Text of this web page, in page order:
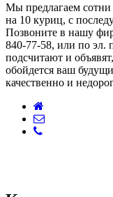
Мы предлагаем
на 10 куриц, с
Позвоните в нашу
840-77-58, или по эл.
подсчитают и
обойдется ваш
качественно и